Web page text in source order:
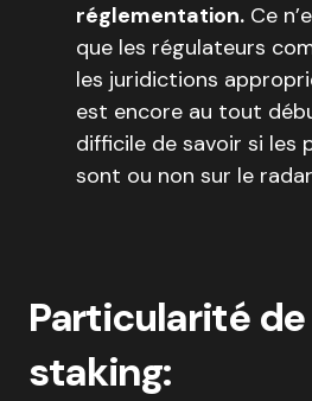
réglementation. Ce
que les régulateurs
les juridictions
est encore au tout
difficile de savoir si les
sont ou non sur le
Particularité
staking: